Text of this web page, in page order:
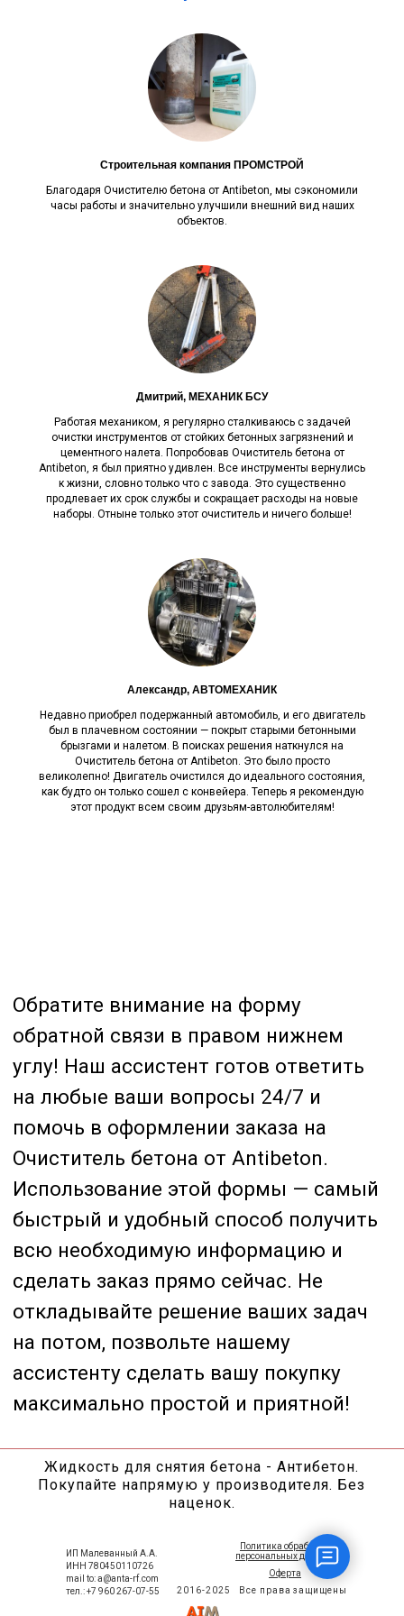
Строительная компания ПРОМСТРОЙ
Благодаря Очистителю бетона от Antibeton, мы сэкономили
часы работы и значительно улучшили внешний вид наших
объектов.
Дмитрий, МЕХАНИК БСУ
Работая механиком, я регулярно сталкиваюсь с задачей
очистки инструментов от стойких бетонных загрязнений и
цементного налета. Попробовав Очиститель бетона от
Antibeton, я был приятно удивлен. Все инструменты вернулись
к жизни, словно только что с завода. Это существенно
продлевает их срок службы и сокращает расходы на новые
наборы. Отныне только этот очиститель и ничего больше!
Александр, АВТОМЕХАНИК
Недавно приобрел подержанный автомобиль, и его двигатель
был в плачевном состоянии — покрыт старыми бетонными
брызгами и налетом. В поисках решения наткнулся на
Очиститель бетона от Antibeton. Это было просто
великолепно! Двигатель очистился до идеального состояния,
как будто он только сошел с конвейера. Теперь я рекомендую
этот продукт всем своим друзьям-автолюбителям!
Жидкость для снятия бетона - Антибетон.
Покупайте напрямую у производителя. Без
наценок.
ИП Малеванный А.А.
Все права защищены
2016-2025
Оферта
ИНН 780450110726
тел.: +7 960 267-07-55
mail to: a@anta-rf.com
Политика обработки
персональных данных